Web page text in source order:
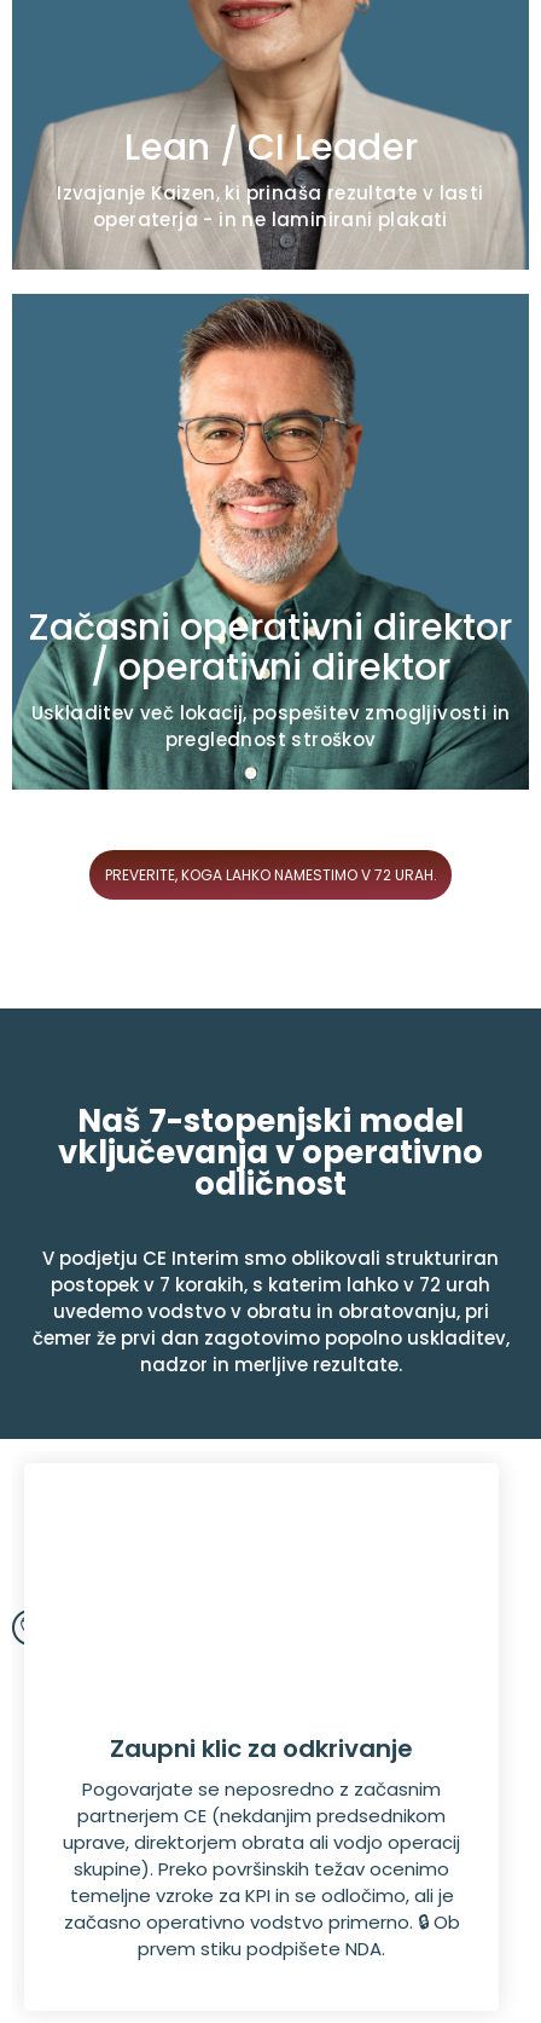
Lean / CI Leader
Izvajanje Kaizen, ki prinaša rezultate v lasti
operaterja - in ne laminirani plakati
ničelno sprejetje
5S/SMED/VSM zapravljeni napori
Odpadki se nikoli ne merijo, le razpravlja se o
Začasni operativni direktor
/ operativni direktor
Uskladitev več lokacij, pospešitev zmogljivosti in
preglednost stroškov
Tipična pooblastila
Neusklajenost ključnih kazalnikov uspešnosti
skupine / vrzeli v uspešnosti lokacije
Prepoznavanje ozkih grl/izravnava linij
Ritem dostave od začetka do konca
PREVERITE, KOGA LAHKO NAMESTIMO V 72 URAH.
Naš 7-stopenjski model
vključevanja v operativno
odličnost
V podjetju CE Interim smo oblikovali strukturiran
postopek v 7 korakih, s katerim lahko v 72 urah
uvedemo vodstvo v obratu in obratovanju, pri
čemer že prvi dan zagotovimo popolno uskladitev,
nadzor in merljive rezultate.
Zaupni klic za odkrivanje
Pogovarjate se neposredno z začasnim
partnerjem CE (nekdanjim predsednikom
uprave, direktorjem obrata ali vodjo operacij
skupine). Preko površinskih težav ocenimo
temeljne vzroke za KPI in se odločimo, ali je
začasno operativno vodstvo primerno. 🔒 Ob
prvem stiku podpišete NDA.